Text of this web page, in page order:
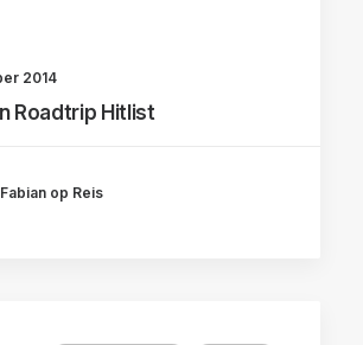
2014
Roadtrip Hitlist
op Reis